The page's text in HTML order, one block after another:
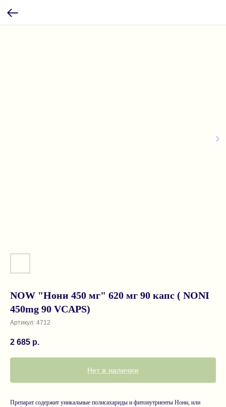
NOW "Нони 450 мг" 620 мг 90 капс ( NONI
450mg 90 VCAPS)
Артикул: 4712
2 685 р.
Нет в наличии
Препарат содержит уникальные полисахариды и фитонутриенты Нони, или